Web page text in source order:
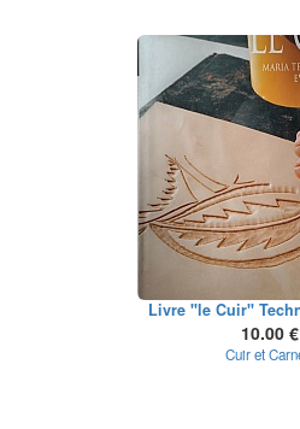
Livre "le Cuir"
10.00 €
Cuir et